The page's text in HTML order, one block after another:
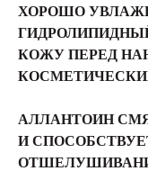
ХОРОШО
КОЖУ ПЕРЕД
АЛЛАНТОИН
И